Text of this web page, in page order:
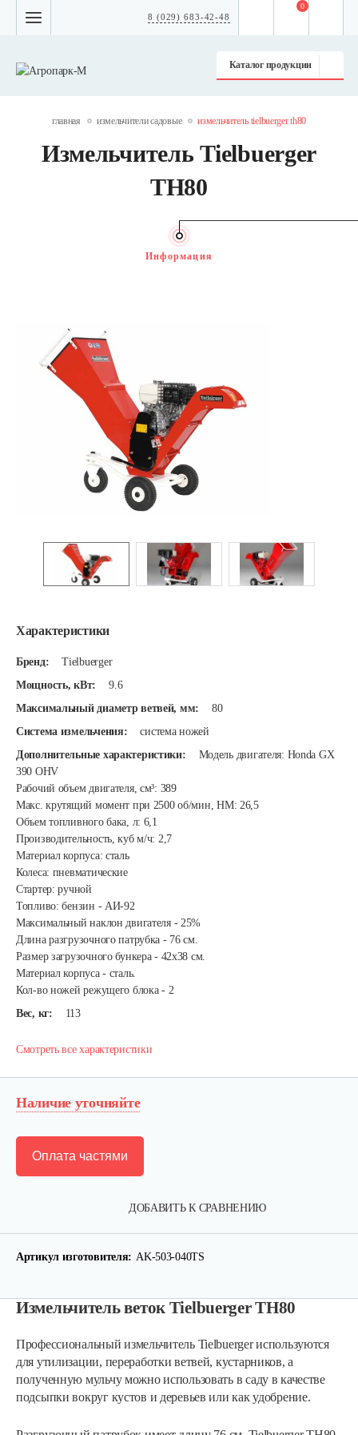
8 (029) 683-42-48
Каталог продукции
0
главная измельчители садовые измельчитель tielbuerger th80
Измельчитель Tielbuerger
TH80
Характеристики
Бренд:
Tielbuerger
Мощность, кВт:
9.6
Максимальный диаметр ветвей, мм:
80
Система измельчения:
система ножей
Дополнительные характеристики:
Модель двигателя: Honda GX
390 OHV
Рабочий объем двигателя, см³: 389
Макс. крутящий момент при 2500 об/мин, НМ: 26,5
Объем топливного бака, л: 6,1
Производительность, куб м/ч: 2,7
Материал корпуса: сталь
Колеса: пневматические
Стартер: ручной
Топливо: бензин - АИ-92
Максимальный наклон двигателя - 25%
Длина разгрузочного патрубка - 76 см.
Размер загрузочного бункера - 42х38 см.
Материал корпуса - сталь.
Кол-во ножей режущего блока - 2
Вес, кг:
113
Смотреть все характеристики
Информация
Наличие уточняйте
ДОБАВИТЬ К СРАВНЕНИЮ
Оплата частями
Артикул изготовителя: AK-503-040TS
Измельчитель веток Tielbuerger TH80
Профессиональный измельчитель Tielbuerger используются
для утилизации, переработки ветвей, кустарников, а
полученную мульчу можно использовать в саду в качестве
подсыпки вокруг кустов и деревьев или как удобрение.